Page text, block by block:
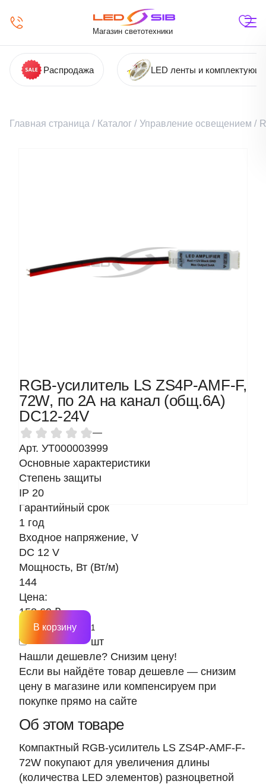
Магазин светотехники
Распродажа LED ленты и
Главная страница / Каталог / Управление освещением /
RGB-усилитель LS ZS4P-AMF-F,
72W, по 2А на канал (общ.6А)
DC12-24V
—
Арт. УТ000003999
Основные характеристики
Степень защиты
IP 20
Гарантийный срок
1 год
Входное напряжение, V
DC 12 V
Мощность, Вт (Вт/м)
144
Цена:
153.69 ₽
шт
В корзину
Нашли дешевле? Снизим цену!
Если вы найдёте товар дешевле — снизим
цену в магазине или компенсируем при
покупке прямо на сайте
Об этом товаре
Компактный RGB-усилитель LS ZS4P-AMF-F-
72W покупают для увеличения длины
(количества LED элементов) разноцветной